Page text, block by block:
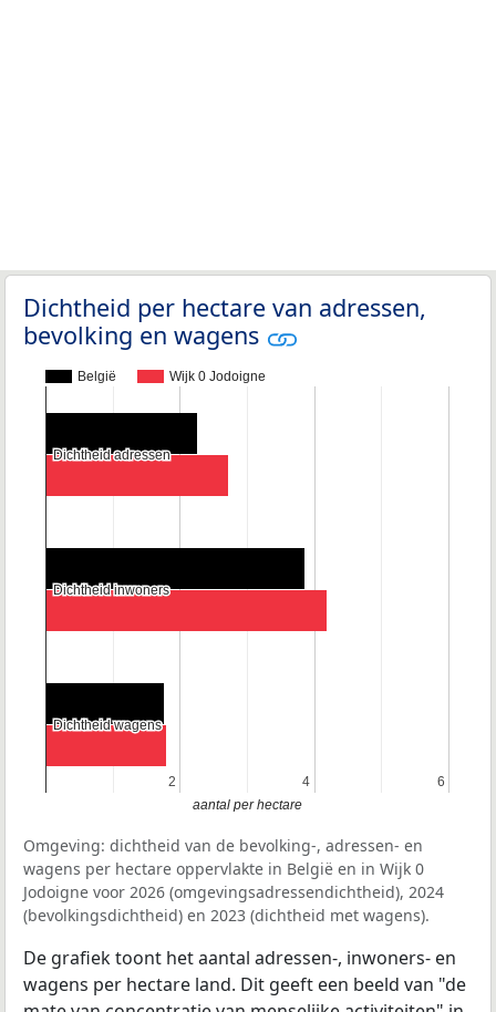
Dichtheid per hectare van adressen,
bevolking en wagens
België Wijk 0 Jodoigne
2
2 4
4 6
6
Dichtheid adressen
Dichtheid adressen
Dichtheid inwoners
Dichtheid inwoners
Dichtheid wagens
Dichtheid wagens
aantal per hectare
Omgeving: dichtheid van de bevolking-, adressen- en
wagens per hectare oppervlakte in België en in Wijk 0
Jodoigne voor 2026 (omgevingsadressendichtheid), 2024
(bevolkingsdichtheid) en 2023 (dichtheid met wagens).
De grafiek toont het aantal adressen-, inwoners- en
wagens per hectare land. Dit geeft een beeld van "de